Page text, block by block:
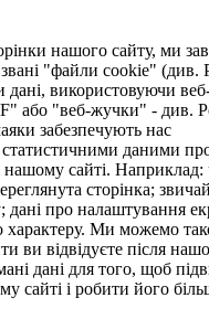
нашого сайту, ми
"файли cookie" (див.
використовуючи
або "веб-жучки" - див.
забезпечують нас
статистичними даними
нашому сайті. Наприклад:
сторінка;
дані про налаштування
характеру. Ми можемо
ви відвідуєте після
дані для того, щоб
сайті і робити його